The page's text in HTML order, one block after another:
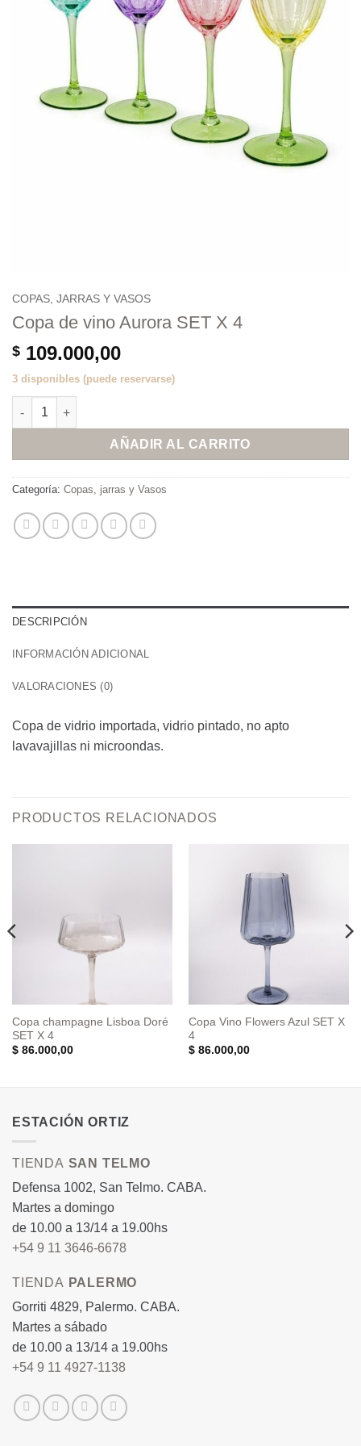
COPAS, JARRAS Y VASOS
Copa de vino Aurora SET X 4
$ 109.000,00
3 disponibles (puede reservarse)
Copa de vino Aurora SET X 4 cantidad
AÑADIR AL CARRITO
Categoría: Copas, jarras y Vasos
DESCRIPCIÓN
INFORMACIÓN ADICIONAL
VALORACIONES (0)
Copa de vidrio importada, vidrio pintado, no apto
lavavajillas ni microondas.
PRODUCTOS RELACIONADOS
Copa champagne Lisboa Doré
SET X 4
$86.000,00
Copa Vino Flowers Azul SET X
4
$86.000,00
ESTACIÓN ORTIZ
TIENDA SAN TELMO
Defensa 1002, San Telmo. CABA.
Martes a domingo
de 10.00 a 13/14 a 19.00hs
+54 9 11 3646-6678
TIENDA PALERMO
Gorriti 4829, Palermo. CABA.
Martes a sábado
de 10.00 a 13/14 a 19.00hs
+54 9 11 4927-1138